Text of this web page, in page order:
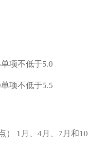
项不低于5.0
项不低于5.5
） 1月、4月、7月和10